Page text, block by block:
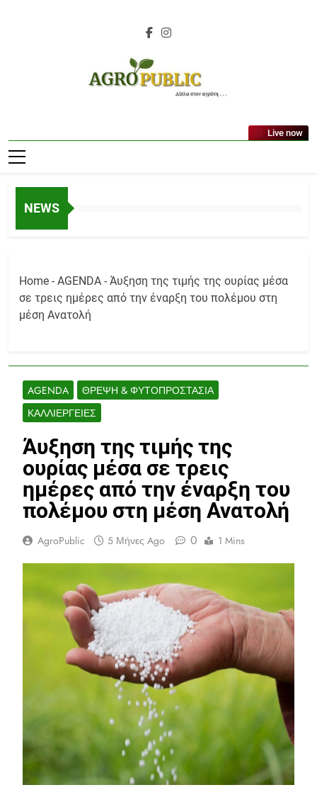
AgroPublic |
Αγροτικά Νέα,
Αμπελουργία
Live now
NEWS
Home - AGENDA - Άυξηση της τιμής της ουρίας μέσα
σε τρεις ημέρες από την έναρξη του πολέμου στη
μέση Ανατολή
AGENDA
ΘΡΕΨΗ & ΦΥΤΟΠΡΟΣΤΑΣΊΑ
ΚΑΛΛΙΈΡΓΕΙΕΣ
Άυξηση της τιμής της
ουρίας μέσα σε τρεις
ημέρες από την έναρξη του
πολέμου στη μέση Ανατολή
AgroPublic 5 Μήνες Ago 0 1 Mins